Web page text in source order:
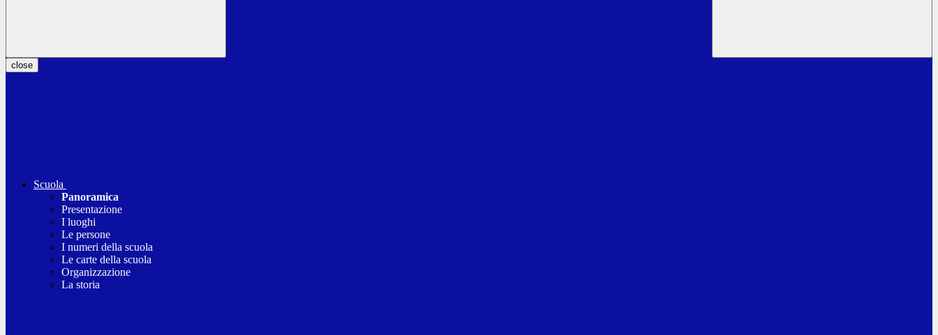
close
Scuola
Panoramica
Presentazione
I luoghi
Le persone
I numeri della scuola
Le carte della scuola
Organizzazione
La storia